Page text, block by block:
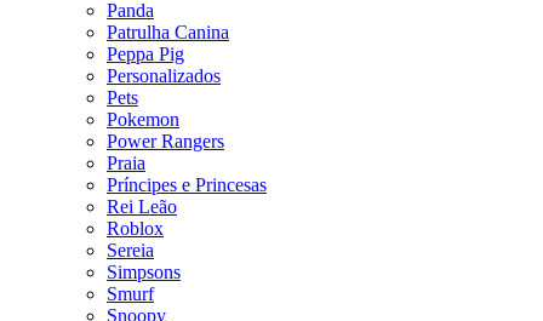
Panda
Patrulha Canina
Peppa Pig
Personalizados
Pets
Pokemon
Power Rangers
Praia
Príncipes e Princesas
Rei Leão
Roblox
Sereia
Simpsons
Smurf
Snoopy